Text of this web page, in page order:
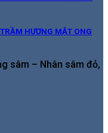
HƯƠNG MẬT ONG
sâm – Nhân sâm đỏ,